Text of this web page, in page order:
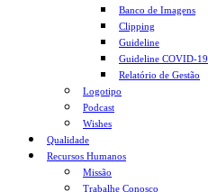
Banco de Imagens
Clipping
Guideline
Guideline COVID-19
Relatório de Gestão
Logotipo
Podcast
Wishes
Qualidade
Recursos Humanos
Missão
Trabalhe Conosco